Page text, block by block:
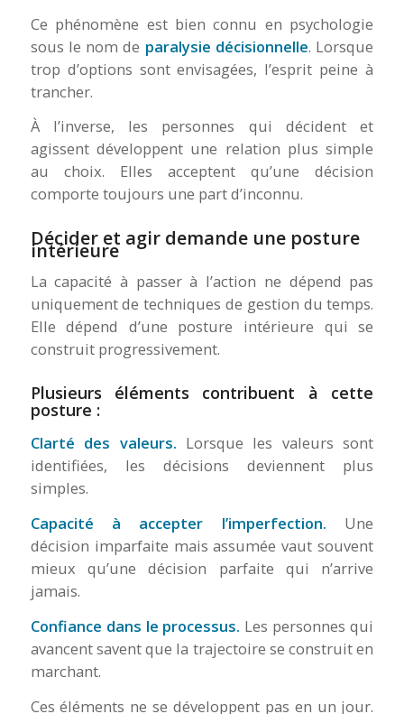
Ce phénomène est bien connu en psychologie
sous le nom de paralysie décisionnelle. Lorsque
trop d’options sont envisagées, l’esprit peine à
trancher.
À l’inverse, les personnes qui décident et
agissent développent une relation plus simple
au choix. Elles acceptent qu’une décision
comporte toujours une part d’inconnu.
Décider et agir demande une posture
intérieure
La capacité à passer à l’action ne dépend pas
uniquement de techniques de gestion du temps.
Elle dépend d’une posture intérieure qui se
construit progressivement.
Plusieurs éléments contribuent à cette
posture :
Clarté des valeurs. Lorsque les valeurs sont
identifiées, les décisions deviennent plus
simples.
Capacité à accepter l’imperfection. Une
décision imparfaite mais assumée vaut souvent
mieux qu’une décision parfaite qui n’arrive
jamais.
Confiance dans le processus. Les personnes qui
avancent savent que la trajectoire se construit en
marchant.
Ces éléments ne se développent pas en un jour.